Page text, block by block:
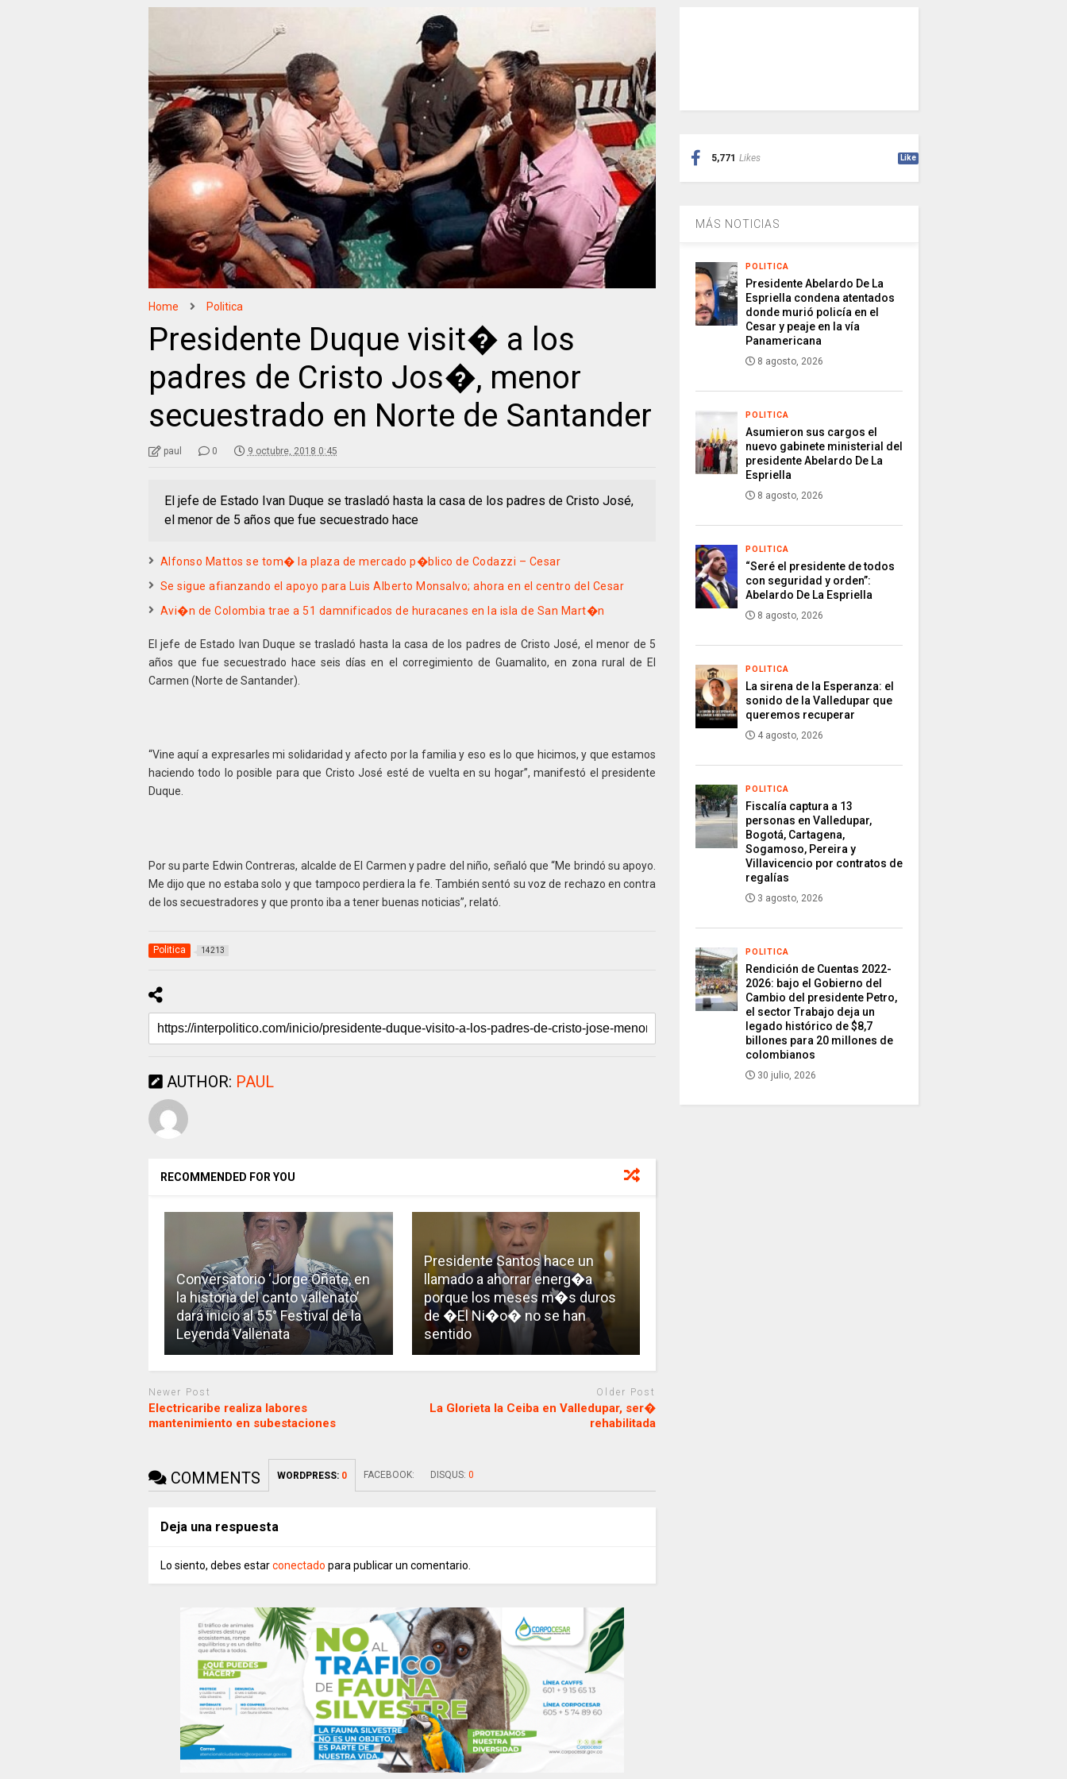
Home Politica
Presidente Duque visit� a los
padres de Cristo Jos�, menor
secuestrado en Norte de Santander
paul 0 9 octubre, 2018 0:45
El jefe de Estado Ivan Duque se trasladó hasta la casa de los padres de Cristo José,
el menor de 5 años que fue secuestrado hace
Alfonso Mattos se tom� la plaza de mercado p�blico de Codazzi – Cesar
Se sigue afianzando el apoyo para Luis Alberto Monsalvo; ahora en el centro del Cesar
Avi�n de Colombia trae a 51 damnificados de huracanes en la isla de San Mart�n
El jefe de Estado Ivan Duque se trasladó hasta la casa de los padres de Cristo José, el menor de 5
años que fue secuestrado hace seis días en el corregimiento de Guamalito, en zona rural de El
Carmen (Norte de Santander).
“Vine aquí a expresarles mi solidaridad y afecto por la familia y eso es lo que hicimos, y que estamos
haciendo todo lo posible para que Cristo José esté de vuelta en su hogar”, manifestó el presidente
Duque.
Por su parte Edwin Contreras, alcalde de El Carmen y padre del niño, señaló que “Me brindó su apoyo.
Me dijo que no estaba solo y que tampoco perdiera la fe. También sentó su voz de rechazo en contra
de los secuestradores y que pronto iba a tener buenas noticias”, relató.
Politica 14213
AUTHOR: PAUL
RECOMMENDED FOR YOU
Conversatorio ‘Jorge Oñate, en
la historia del canto vallenato’
dará inicio al 55° Festival de la
Leyenda Vallenata
Presidente Santos hace un
llamado a ahorrar energ�a
porque los meses m�s duros
de �El Ni�o� no se han
sentido
Newer Post
Electricaribe realiza labores
mantenimiento en subestaciones
Older Post
La Glorieta la Ceiba en Valledupar, ser�
rehabilitada
COMMENTS WORDPRESS: 0 FACEBOOK: DISQUS: 0
Deja una respuesta
Lo siento, debes estarconectado para publicar un comentario.
5,771 Likes Like
MÁS NOTICIAS
POLITICA
Presidente Abelardo De La
Espriella condena atentados
donde murió policía en el
Cesar y peaje en la vía
Panamericana
8 agosto, 2026
POLITICA
Asumieron sus cargos el
nuevo gabinete ministerial del
presidente Abelardo De La
Espriella
8 agosto, 2026
POLITICA
“Seré el presidente de todos
con seguridad y orden”:
Abelardo De La Espriella
8 agosto, 2026
POLITICA
La sirena de la Esperanza: el
sonido de la Valledupar que
queremos recuperar
4 agosto, 2026
POLITICA
Fiscalía captura a 13
personas en Valledupar,
Bogotá, Cartagena,
Sogamoso, Pereira y
Villavicencio por contratos de
regalías
3 agosto, 2026
POLITICA
Rendición de Cuentas 2022-
2026: bajo el Gobierno del
Cambio del presidente Petro,
el sector Trabajo deja un
legado histórico de $8,7
billones para 20 millones de
colombianos
30 julio, 2026